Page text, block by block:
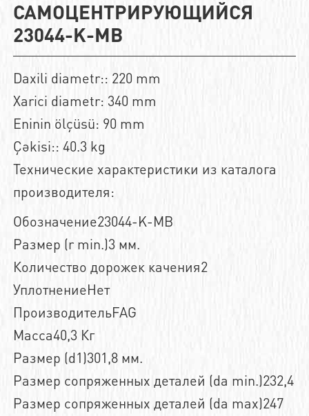
САМОЦЕНТРИРУЮЩИЙСЯ
23044-K-MB
Daxili diametr:: 220 mm
Xarici diametr: 340 mm
Eninin ölçüsü: 90 mm
Çəkisi:: 40.3 kg
Технические характеристики из каталога
производителя:
Обозначение23044-K-MB
Размер (r min.)3 мм.
Количество дорожек качения2
УплотнениеНет
ПроизводительFAG
Масса40,3 Кг
Размер (d1)301,8 мм.
Размер сопряженных деталей (da min.)232,4
Размер сопряженных деталей (da max)247